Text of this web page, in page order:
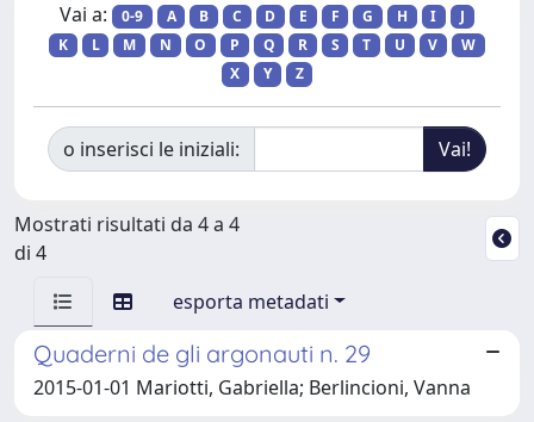
Vai a: 0-9 A B C D E F G H I
J
K
L M N O P Q R S T U V
W
X
Y Z
o inserisci le iniziali:
Mostrati risultati da 4 a 4
di 4
esporta metadati
Quaderni de gli argonauti n. 29
2015-01-01 Mariotti, Gabriella; Berlincioni, Vanna